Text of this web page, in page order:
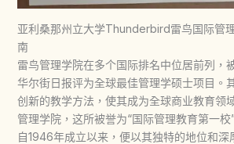
亚利桑那州立大学Thunderbird雷鸟国际管
南
雷鸟管理学院在多个国际排名中位居前列，
华尔街日报评为全球最佳管理学硕士项目。
创新的教学方法，使其成为全球商业教育领
管理学院，这所被誉为“国际管理教育第一校
自1946年成立以来，便以其独特的地位和深